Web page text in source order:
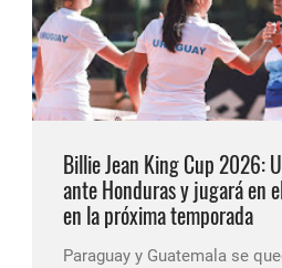
Billie Jean King Cup 2026:
ante Honduras y jugará en
en la próxima temporada
Paraguay y Guatemala se